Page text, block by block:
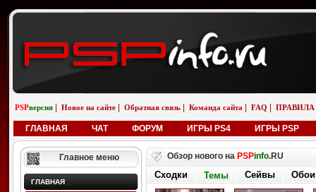
PSPверсия Новое на сайте Обратная связь Команда сайта FAQ ПРАВИЛА
ГЛАВНАЯ ЧАТ ФОРУМ ИГРЫ PS4 ИГРЫ PSP
Главное меню
ГЛАВНАЯ
Обзор нового на PSPinfo.RU
Сходки Темы Сейвы Обои